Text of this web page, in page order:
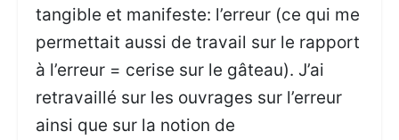
tangible et manifeste: l’erreur (ce qui me
permettait aussi de travail sur le rapport
à l’erreur = cerise sur le gâteau). J’ai
retravaillé sur les ouvrages sur l’erreur
ainsi que sur la notion de